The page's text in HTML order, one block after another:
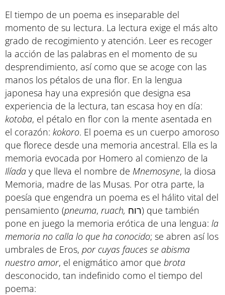
El tiempo de un poema es inseparable del
momento de su lectura. La lectura exige el más alto
grado de recogimiento y atención. Leer es recoger
la acción de las palabras en el momento de su
desprendimiento, así como que se acoge con las
manos los pétalos de una flor. En la lengua
japonesa hay una expresión que designa esa
experiencia de la lectura, tan escasa hoy en día:
kotoba, el pétalo en flor con la mente asentada en
el corazón: kokoro. El poema es un cuerpo amoroso
que florece desde una memoria ancestral. Ella es la
memoria evocada por Homero al comienzo de la
Ilíada y que lleva el nombre de Mnemosyne, la diosa
Memoria, madre de las Musas. Por otra parte, la
poesía que engendra un poema es el hálito vital del
pensamiento (pneuma, ruach,
pone en juego la memoria erótica de una lengua: la
memoria no calla lo que ha conocido; se abren así los
umbrales de Eros, por cuyas fauces se abisma
nuestro amor, el enigmático amor que brota
desconocido, tan indefinido como el tiempo del
poema: